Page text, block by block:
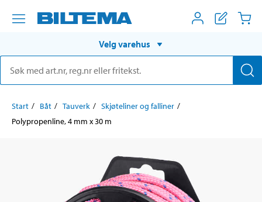
Velg varehus
Start Båt Tauverk
Skjøteliner og falliner
Polypropenline, 4 mm x 30 m